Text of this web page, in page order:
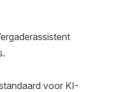
voor KI-